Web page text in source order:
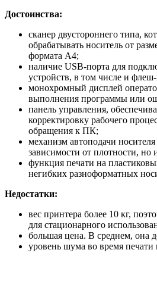
Достоинства:
сканер двустороннего типа,
обрабатывать носитель от
формата А4;
наличие USB-порта для
устройств, в том числе и флеш-
монохромный дисплей
выполнения программы или
панель управления,
корректировку рабочего
обращения к ПК;
механизм автоподачи носителя
зависимости от плотности, но
функция печати на
негибких разноформатных
Недостатки:
вес принтера более 10 кг,
для стационарного
большая цена. В среднем, она
уровень шума во время